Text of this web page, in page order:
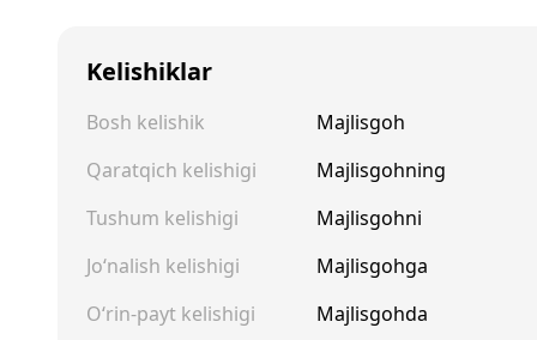
Kelishiklar
Bosh kelishik
Majlisgoh
Qaratqich kelishigi
Majlisgohning
Tushum kelishigi
Majlisgohni
Jo‘nalish kelishigi
Majlisgohga
O‘rin-payt kelishigi
Majlisgohda